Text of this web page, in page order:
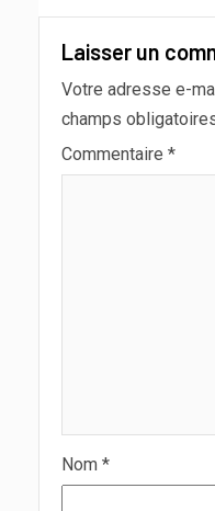
Laisser un
Votre adresse e-
champs
Commentaire *
Nom *